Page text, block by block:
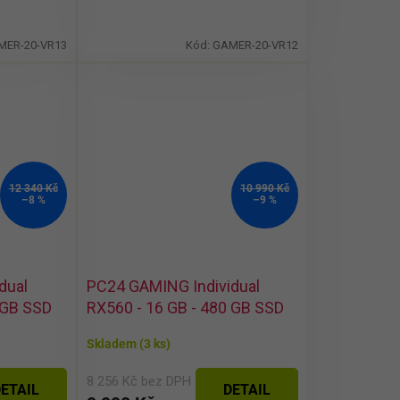
20-VR13 Kód: GAMER-20-VR12
12 340 Kč
–8 %
SSD
10 990 Kč
–9 %
PC24 GAMING Individual
RX560 - 16 GB - 480 GB SSD
Skladem (3 ks)
8 256 Kč bez DPH DETAIL